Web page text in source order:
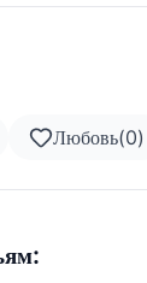
Любовь(0)